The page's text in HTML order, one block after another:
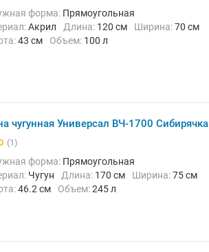
форма: Прямоугольная
Акрил Длина: 120 см Ширина:70 см
43 см Объем: 100 л
чугунная Универсал ВЧ-1700 Сибирячка
(1)
форма: Прямоугольная
Чугун Длина: 170 см Ширина:75 см
46.2 см Объем:245 л